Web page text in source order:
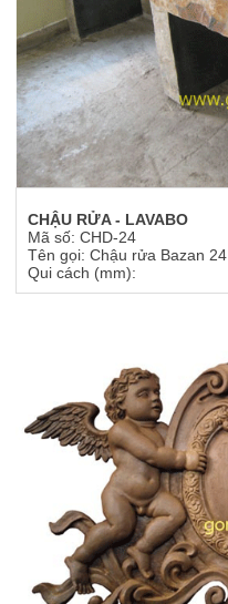
CHẬU RỬA - LAVABO
Mã số: CHD-24
Tên gọi: Chậu rửa Bazan 24
Qui cách (mm):